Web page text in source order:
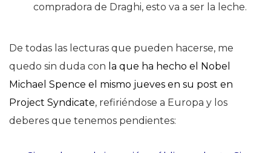
compradora de Draghi, esto va a ser la leche.
De todas las lecturas que pueden hacerse, me
quedo sin duda con la que ha hecho el Nobel
Michael Spence el mismo jueves en su post en
Project Syndicate, refiriéndose a Europa y los
deberes que tenemos pendientes: